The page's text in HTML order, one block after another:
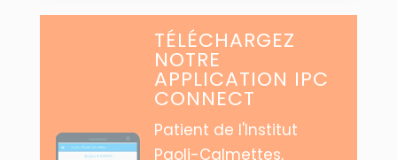
TÉLÉCHARGEZ
NOTRE
APPLICATION IPC
CONNECT
Patient de l'Institut
Paoli-Calmettes,